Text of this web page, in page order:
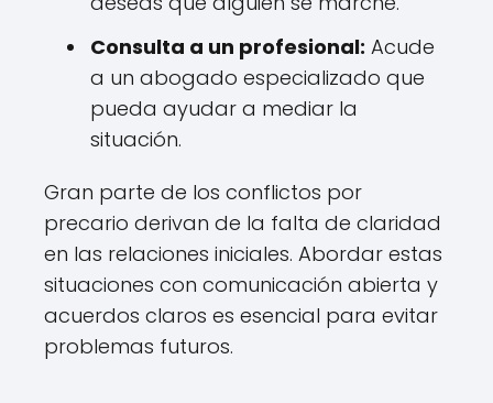
Consulta a un profesional: Acude
a un abogado especializado que
pueda ayudar a mediar la
situación.
Gran parte de los conflictos por
precario derivan de la falta de claridad
en las relaciones iniciales. Abordar estas
situaciones con comunicación abierta y
acuerdos claros es esencial para evitar
problemas futuros.